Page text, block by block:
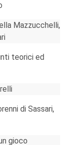
Mazzucchelli,
teorici ed
di Sassari,
gioco